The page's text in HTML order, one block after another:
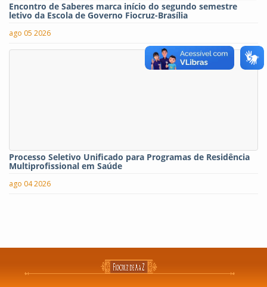
Encontro de Saberes marca início do segundo semestre
letivo da Escola de Governo Fiocruz-Brasília
ago 05 2026
Processo Seletivo Unificado para Programas de Residência
Multiprofissional em Saúde
ago 04 2026